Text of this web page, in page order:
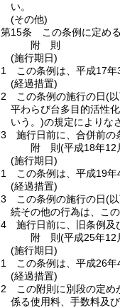
い。
(その他)
第15条
この条例に定め
附 則
(施行期日)
1
この条例は、平成17年
(経過措置)
2
この条例の施行の日(
平わらび台多目的活性
いう。)の規定によりな
3
施行日前に、合併前の
附 則(平成18年12
(施行期日)
1
この条例は、平成19年
(経過措置)
3
この条例の施行の日(
続その他の行為は、こ
4
施行日前に、旧条例及
附 則(平成25年12
(施行期日)
1
この条例は、平成26年
(経過措置)
2
この附則に別段の定
係る使用料、手数料及